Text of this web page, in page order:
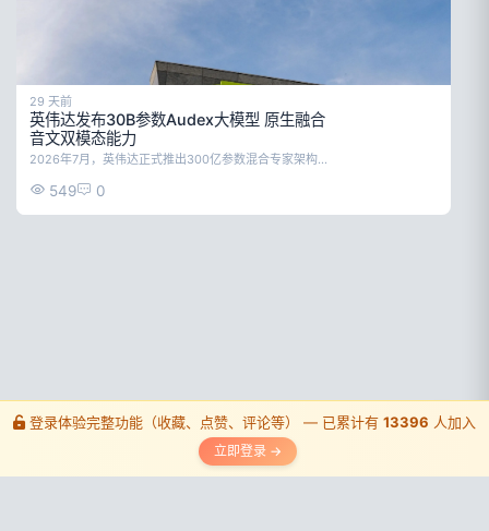
登录体验完整功能（收藏、点赞、评论等） — 已累计有 13396 人加入
立即登录 →
29 天前
英伟达发布30B参数Audex大模型 原生融合
音文双模态能力
2026年7月，英伟达正式推出300亿参数混合专家架构音文统一大模型Audex（全称Nemotron-Labs-Audex-30B-A3B）。该模型在保留原有Nemotron系列骨干大模型成熟文本推理能力的基础上，首次实现音频理解、音频生成能力的原生集成，解决了此前跨模态模型能力偏科、多模块调用成本高的行业痛点，目前相关模型权重已面向开发者开放。
549 0